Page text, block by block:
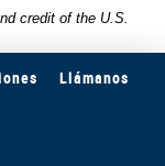
credit of the U.S.
Llámanos